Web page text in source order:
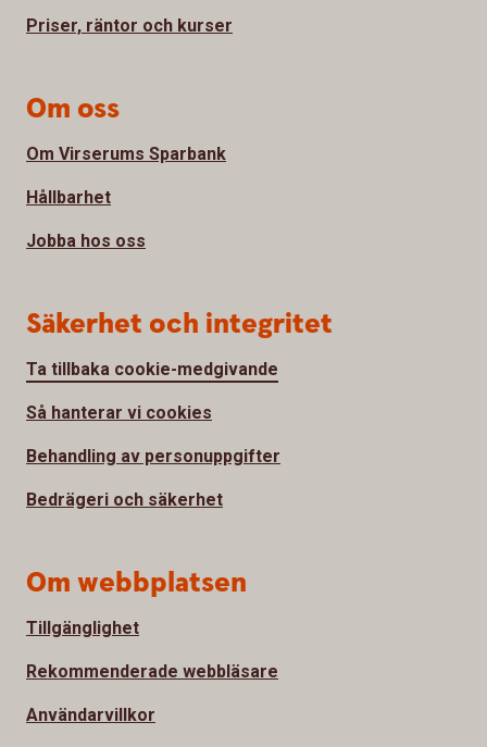
Priser, räntor och kurser
Om oss
Om Virserums Sparbank
Hållbarhet
Jobba hos oss
Säkerhet och integritet
Ta tillbaka cookie-medgivande
Så hanterar vi cookies
Behandling av personuppgifter
Bedrägeri och säkerhet
Om webbplatsen
Tillgänglighet
Rekommenderade webbläsare
Användarvillkor